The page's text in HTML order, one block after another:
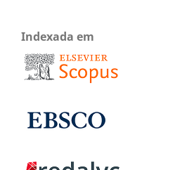
Indexada em